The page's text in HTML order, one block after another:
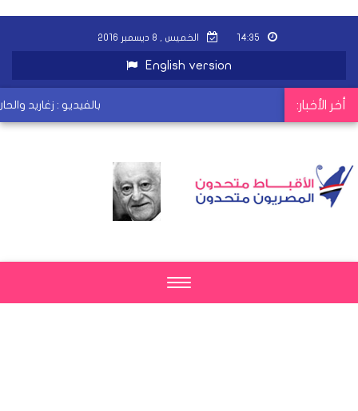
١٤:٣٥ الخميس , ٨ ديسمبر ٢٠١٦
English version
أخر الأخبار: بالفيديو : زغاريد
Toggle